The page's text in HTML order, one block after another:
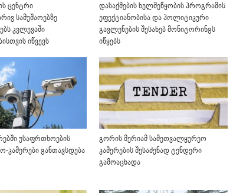
ცენტრი
სამუშაოებზე
კვლევაში
იწვევს
დასაქმების ხელშეწყობის პროგრამის
ეფექტიანობისა და პოლიტიკური
გავლენების შესახებ მონიტორინგს
იწყებს
უსაფრთხოების
კამერები განთავსდება
გორის მერიამ სამეთვალყურეო
კამერების შესაძენად ტენდერი
გამოაცხადა